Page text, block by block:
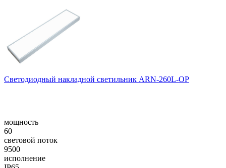
Светодиодный накладной светильник ARN-260L-OP
мощность
60
световой поток
9500
исполнение